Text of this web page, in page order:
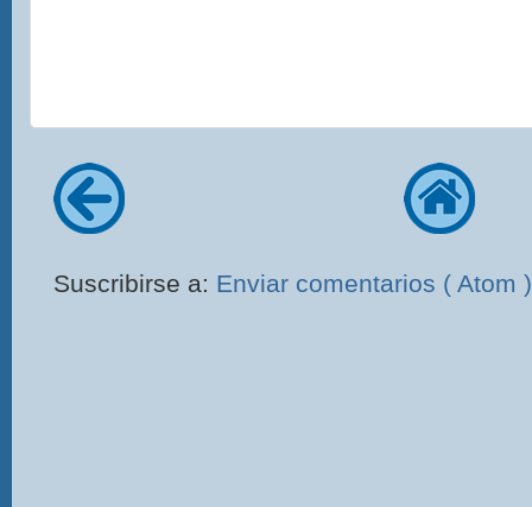
Suscribirse a: Enviar comentarios ( Atom )